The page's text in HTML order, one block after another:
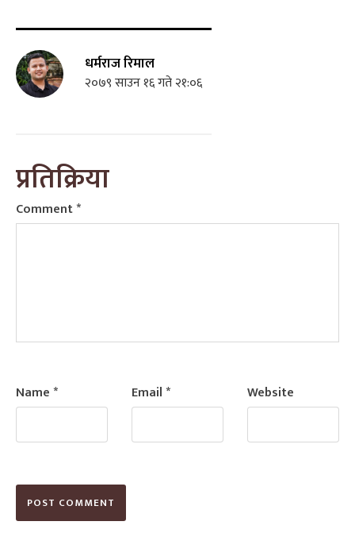
धर्मराज रिमाल
२०७९ साउन १६ गते २१:०६
प्रतिक्रिया
Comment*
Name* Email* Website